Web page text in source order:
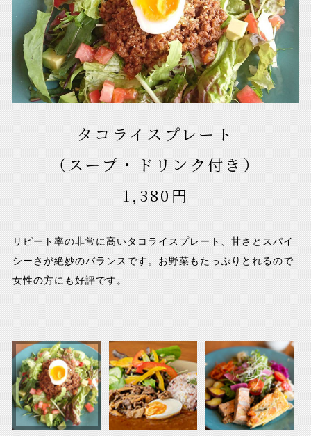
タコライスプレート
（スープ・ドリンク付き）
1,380円
リピート率の非常に高いタコライスプレート、甘さとスパイ
シーさが絶妙のバランスです。お野菜もたっぷりとれるので
女性の方にも好評です。
カレープレート
（スープ・ドリンク付き）
1,480円
オープン当初から人気のスパイシーなカレープレート黒毛和
牛・半熟卵のトッピングとルーの相性がよく非常にご飯が進
みます。
デリプレート
（スープ・ドリンク付き）
1,680円
お野菜・お肉のお惣菜が1皿にたっぷり乗った満足度の高い
人気のデリプレートです。日替わりのパンに挟んで召し上が
っていただくのもおすすめ。お酒とご一緒におつまみとして
もぴったりです。